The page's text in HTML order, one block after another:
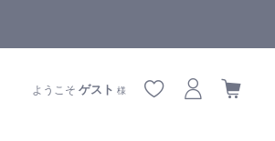
ようこそゲスト 様